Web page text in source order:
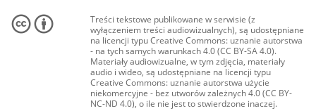
Treści tekstowe publikowane w serwisie (z
wyłączeniem treści audiowizualnych), są udostępniane
na licencji typu Creative Commons: uznanie autorstwa
- na tych samych warunkach 4.0 (CC BY-SA 4.0).
Materiały audiowizualne, w tym zdjęcia, materiały
audio i wideo, są udostępniane na licencji typu
Creative Commons: uznanie autorstwa użycie
niekomercyjne - bez utworów zależnych 4.0 (CC BY-
NC-ND 4.0), o ile nie jest to stwierdzone inaczej.